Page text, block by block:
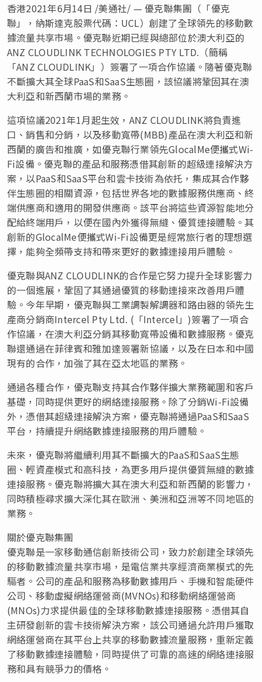
香港2021年6月14日 /美通社/ — 優克聯集團（「優克
聯」，納斯達克股票代碼：UCL）創建了全球領先的移動數
據流量共享市場。優克聯近期已經與總部位於澳大利亞的
ANZ CLOUDLINK TECHNOLOGIES PTY LTD.（簡稱
「ANZ CLOUDLINK」）簽署了一項合作協議。隨著優克聯
不斷擴大其全球PaaS和SaaS生態圈，該協議將鞏固其在澳
大利亞和新西蘭市場的業務。
這項協議2021年1月起生效，ANZ CLOUDLINK將負責進
口、銷售和分銷，以及移動寬帶(MBB)產品在澳大利亞和新
西蘭的廣告和推廣，如優克聯行業領先GlocalMe便攜式Wi-
Fi設備。優克聯的產品和服務憑借其創新的超級連接解決方
案，以PaaS和SaaS平台和雲卡技術為依托，集成其合作夥
伴生態圈的相關資源，包括世界各地的數據服務供應商、終
端供應商和適用的開發供應商。該平台將這些資源智能地分
配給終端用戶，以便在國內外獲得無縫、優質連接體驗。其
創新的GlocalMe便攜式Wi-Fi設備更是經常旅行者的理想選
擇，能夠全頻帶支持和帶來更好的數據連接用戶體驗。
優克聯與ANZ CLOUDLINK的合作是它努力提升全球影響力
的一個進展，鞏固了其通過優質的移動連接來改善用戶體
驗。今年早期，優克聯與工業調製解調器和路由器的領先生
產商分銷商Intercel Pty Ltd. (「Intercel」)簽署了一項合
作協議，在澳大利亞分銷其移動寬帶設備和數據服務。優克
聯還通過在菲律賓和雅加達簽署新協議，以及在日本和中國
現有的合作，加強了其在亞太地區的業務。
通過各種合作，優克聯支持其合作夥伴擴大業務範圍和客戶
基礎，同時提供更好的網絡連接服務。除了分銷Wi-Fi設備
外，憑借其超級連接解決方案，優克聯將通過PaaS和SaaS
平台，持續提升網絡數據連接服務的用戶體驗。
未來，優克聯將繼續利用其不斷擴大的PaaS和SaaS生態
圈、輕資產模式和高科技，為更多用戶提供優質無縫的數據
連接服務。優克聯將擴大其在澳大利亞和新西蘭的影響力，
同時積極尋求擴大深化其在歐洲、美洲和亞洲等不同地區的
業務。
關於優克聯集團
優克聯是一家移動通信創新技術公司，致力於創建全球領先
的移動數據流量共享市場，是電信業共享經濟商業模式的先
驅者。公司的產品和服務為移動數據用戶、手機和智能硬件
公司、移動虛擬網絡運營商(MVNOs)和移動網絡運營商
(MNOs)力求提供最佳的全球移動數據連接服務。憑借其自
主研發創新的雲卡技術解決方案，該公司通過允許用戶獲取
網絡運營商在其平台上共享的移動數據流量服務，重新定義
了移動數據連接體驗，同時提供了可靠的高速的網絡連接服
務和具有競爭力的價格。